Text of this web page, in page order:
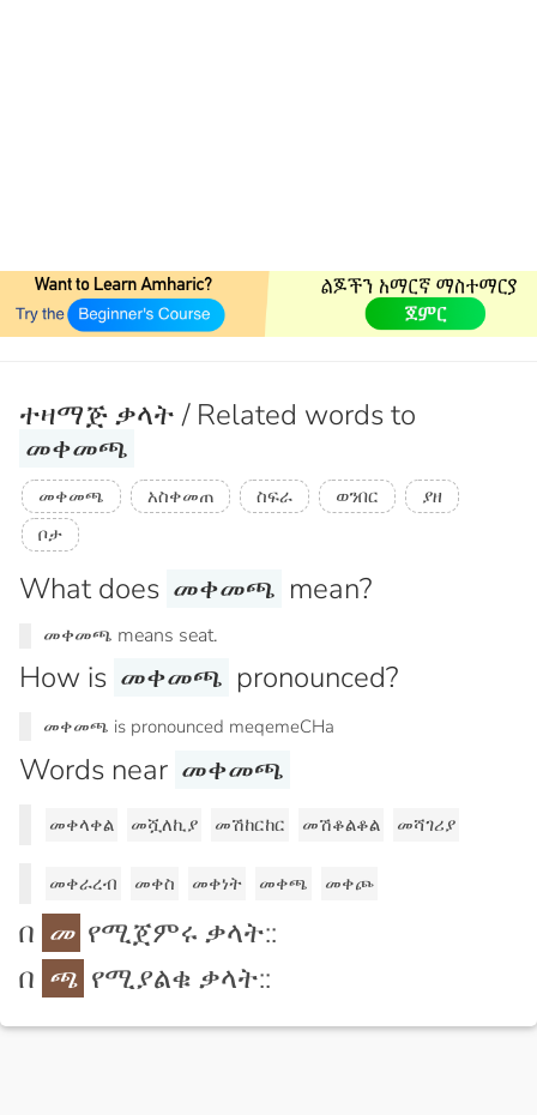
ተዛማጅ ቃላት / Related words to
መቀመጫ
መቀመጫ አስቀመጠ ስፍራ ወንበር
ያዘ
ቦታ
What does መቀመጫ mean?
መቀመጫ means seat.
How is መቀመጫ pronounced?
መቀመጫ is pronounced meqemeCHa
Words near መቀመጫ
መቀላቀል መሿለኪያ መሽከርከር መሽቆልቆል መሻገሪያ
መቀራረብ መቀስ መቀነት መቀጫ መቀጮ
በ መ የሚጀምሩ ቃላት::
በ ጫ የሚያልቁ ቃላት::